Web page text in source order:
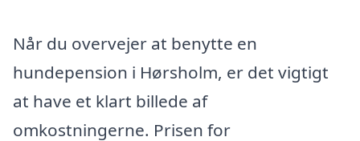
Når du overvejer at benytte en
hundepension i Hørsholm, er det vigtigt
at have et klart billede af
omkostningerne. Prisen for